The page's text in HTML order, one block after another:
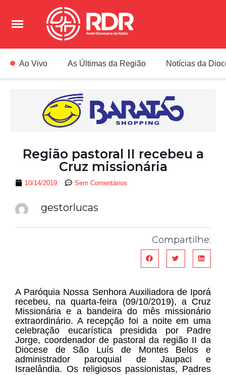
Ao Vivo As Últimas da Região Notícias da
Região pastoral II recebeu a
Cruz missionária
10/14/2019 Sem Comentários
gestorlucas
Compartilhe:
A Paróquia Nossa Senhora Auxiliadora de Iporá
recebeu, na quarta-feira (09/10/2019), a Cruz
Missionária e a bandeira do mês missionário
extraordinário. A recepção foi a noite em uma
celebração eucarística presidida por Padre
Jorge, coordenador de pastoral da região II da
Diocese de São Luís de Montes Belos e
administrador paroquial de Jaupaci e
Israelândia. Os religiosos passionistas, Padres